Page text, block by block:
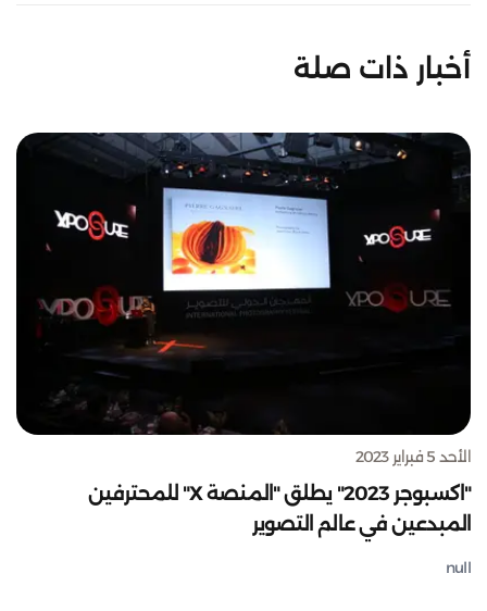
أخبار ذات صلة
الأحد 5 فبراير 2023
"اكسبوجر 2023" يطلق "المنصة X" للمحترفين
المبدعين في عالم التصوير
null